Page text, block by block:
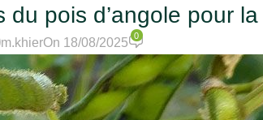
pois d’angole pour
m.khierOn 18/08/2025
0